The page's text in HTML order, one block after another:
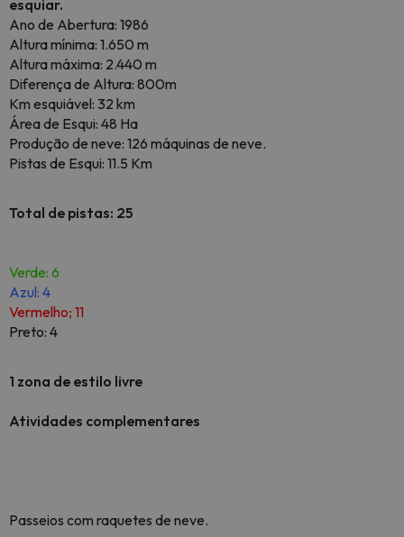
esquiar.
Ano de Abertura: 1986
Altura mínima: 1.650 m
Altura máxima: 2.440 m
Diferença de Altura: 800m
Km esquiável: 32 km
Área de Esqui: 48 Ha
Produção de neve: 126 máquinas de neve.
Pistas de Esqui: 11.5 Km
Total de pistas: 25
Verde: 6
Azul: 4
Vermelho; 11
Preto: 4
1 zona de estilo livre
Atividades complementares
Passeios com raquetes de neve.